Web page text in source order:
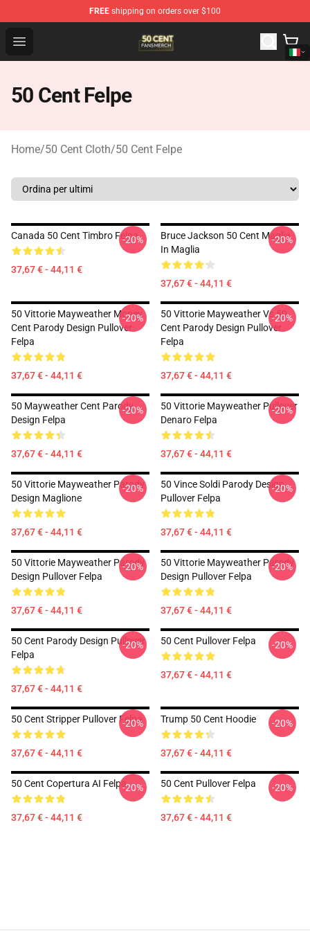
FREE shipping on orders over $100
Open menu
50 Cent Shop - Official 50 Cent Merchandise Store
50 Cent Felpe
Home/50 Cent Cloth/50 Cent Felpe
Canada 50 Cent Timbro Felpa
37,67 € - 44,11 €
-20%
Bruce Jackson 50 Cent Maglia
In Maglia
37,67 € - 44,11 €
-20%
50 Vittorie Mayweather Money
Cent Parody Design Pullover
Felpa
37,67 € - 44,11 €
-20%
50 Vittorie Mayweather Vs 50
Cent Parody Design Pullover
Felpa
37,67 € - 44,11 €
-20%
50 Mayweather Cent Parody
Design Felpa
37,67 € - 44,11 €
-20%
50 Vittorie Mayweather Pullover
Denaro Felpa
37,67 € - 44,11 €
-20%
50 Vittorie Mayweather Parody
Design Maglione
37,67 € - 44,11 €
-20%
50 Vince Soldi Parody Design
Pullover Felpa
37,67 € - 44,11 €
-20%
50 Vittorie Mayweather Parody
Design Pullover Felpa
37,67 € - 44,11 €
-20%
50 Vittorie Mayweather Parody
Design Pullover Felpa
37,67 € - 44,11 €
-20%
50 Cent Parody Design Pullover
Felpa
37,67 € - 44,11 €
-20% 50 Cent Pullover Felpa
37,67 € - 44,11 €
-20%
50 Cent Stripper Pullover Felpa
37,67 € - 44,11 €
-20% Trump 50 Cent Hoodie
37,67 € - 44,11 €
-20%
50 Cent Copertura AI Felpa
37,67 € - 44,11 €
-20% 50 Cent Pullover Felpa
37,67 € - 44,11 €
-20%